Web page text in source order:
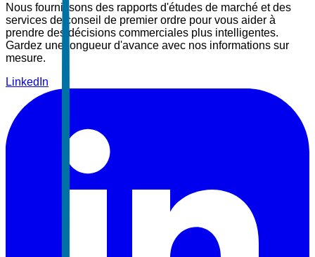
Nous fournissons des rapports d'études de marché et des
services de conseil de premier ordre pour vous aider à
prendre des décisions commerciales plus intelligentes.
Gardez une longueur d'avance avec nos informations sur
mesure.
LinkedIn